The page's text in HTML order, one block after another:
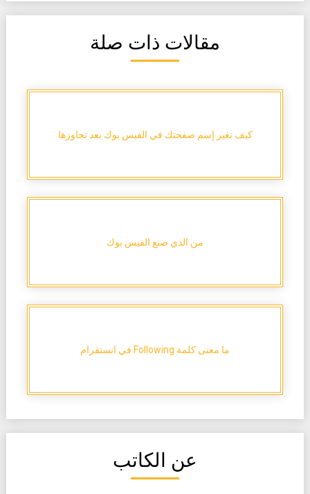
مقالات ذات صلة
كيف تغير إسم صفحتك في الفيس بوك بعد تجاوزها
من الذي صنع الفيس بوك
ما معنى كلمة Following في انستقرام
عن الكاتب